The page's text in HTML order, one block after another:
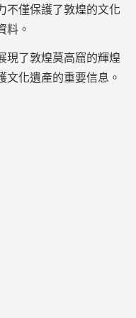
不僅保護了敦煌的文化
料。
現了敦煌莫高窟的輝煌
文化遺產的重要信息。